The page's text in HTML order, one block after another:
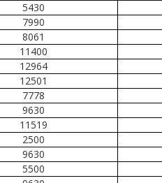
5430
7990
8061
11400
12964
12501
7778
9630
11519
2500
9630
5500